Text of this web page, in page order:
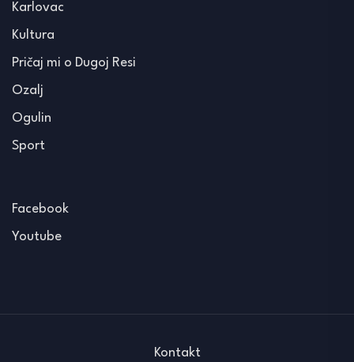
Karlovac
Kultura
Pričaj mi o Dugoj Resi
Ozalj
Ogulin
Sport
Facebook
Youtube
Kontakt